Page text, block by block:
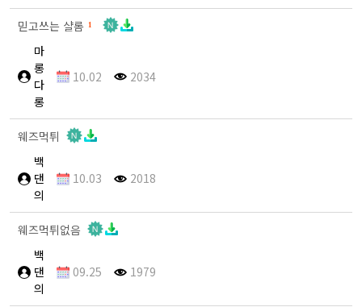
믿고쓰는 샬롬 1
마
롱
다
롱
10.02 2034
웨즈먹튀
백
댄
의
10.03 2018
웨즈먹튀없음
백
댄
의
09.25 1979